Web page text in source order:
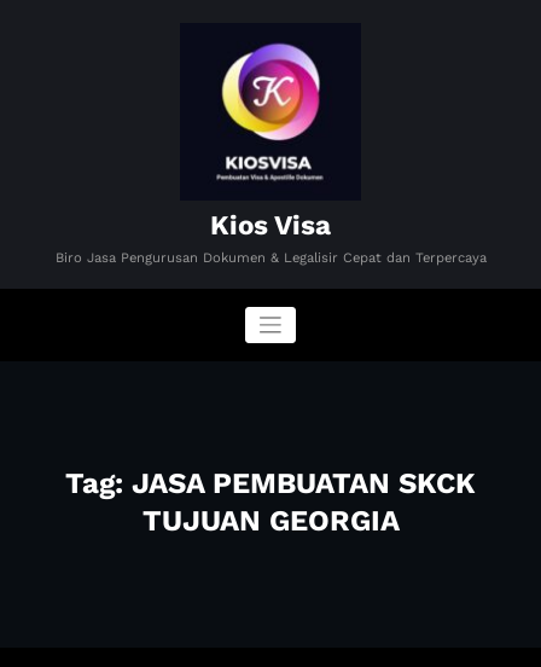
Kios Visa
Biro Jasa Pengurusan Dokumen & Legalisir Cepat dan Terpercaya
Tag: JASA PEMBUATAN SKCK
TUJUAN GEORGIA